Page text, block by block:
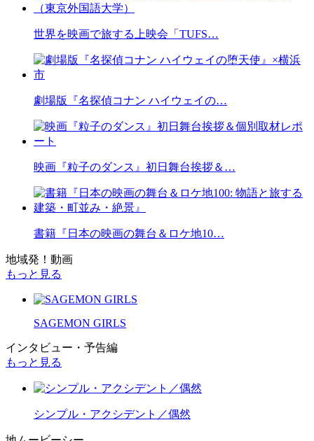
世界を映画で旅する上映会「TUFS…
劇場版『名探偵コナン ハイウェイの…
映画『粒子のダンス』初日舞台挨拶＆…
書籍『日本の映画の舞台＆ロケ地10…
地域発！動画
もっと見る
SAGEMON GIRLS
インタビュー・予告編
もっと見る
シンプル・アクシデント／偶然